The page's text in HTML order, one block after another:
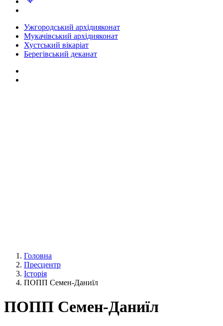
Ужгородський архідияконат
Мукачівський архідияконат
Хустський вікаріат
Берегівський деканат
Головна
Пресцентр
Історія
ПОПП Семен-Даниїл
ПОПП Семен-Даниїл